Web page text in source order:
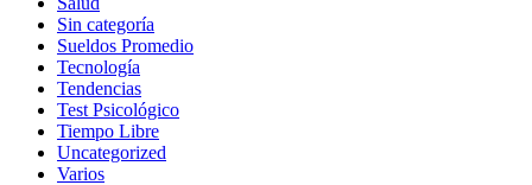
Sin categoría
Sueldos Promedio
Tecnología
Tendencias
Test Psicológico
Tiempo Libre
Uncategorized
Varios